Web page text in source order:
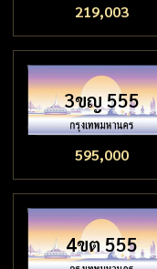
219,003
3ขญ 555
595,000
4ขต 555